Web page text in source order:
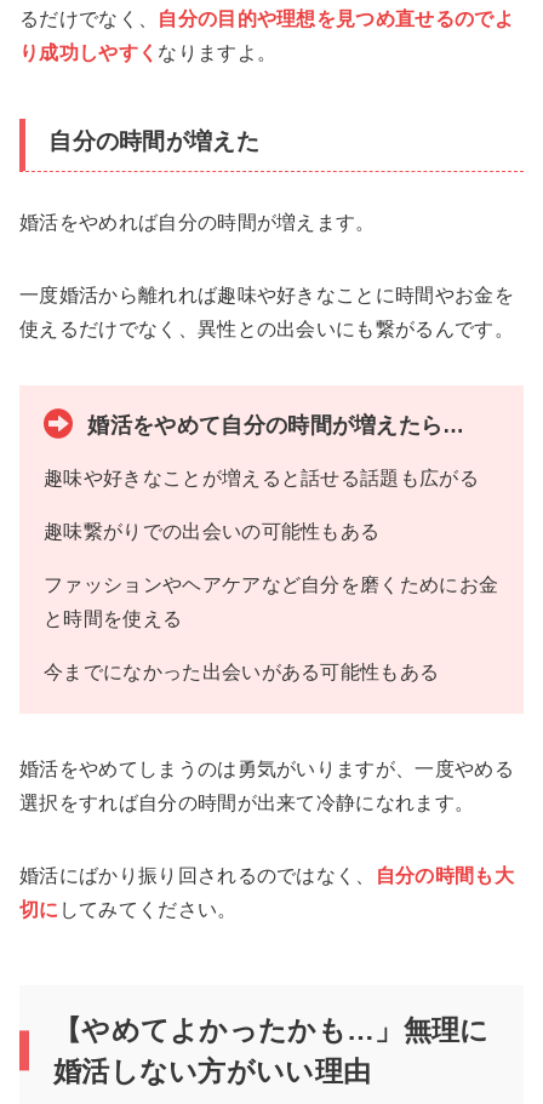
るだけでなく、
自分の目的や理想を見つめ直せるのでよ
り成功しやすく なりますよ。
自分の時間が増えた
婚活をやめれば自分の時間が増えます。
一度婚活から離れれば趣味や好きなことに時間やお金を
使えるだけでなく、異性との出会いにも繋がるんです。
婚活をやめて自分の時間が増えたら…
趣味や好きなことが増えると話せる話題も広がる
趣味繋がりでの出会いの可能性もある
ファッションやヘアケアなど自分を磨くためにお金
と時間を使える
今までになかった出会いがある可能性もある
婚活をやめてしまうのは勇気がいりますが、一度やめる
選択をすれば自分の時間が出来て冷静になれます。
婚活にばかり振り回されるのではなく、
自分の時間も大
切に してみてください。
【やめてよかったかも…」無理に
婚活しない方がいい理由